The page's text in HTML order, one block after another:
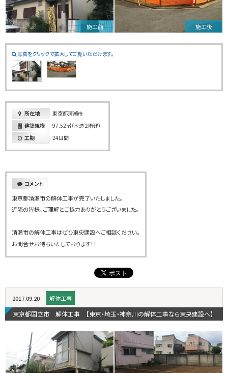
施工前 施工後
写真をクリックで拡大してご覧いただけます。
所在地
東京都清瀬市
建築規模
97.52㎡（木造２階建）
工期
24日間
コメント
東京都清瀬市の解体工事が完了いたしました。
近隣の皆様、ご理解とご協力ありがとうございました。
清瀬市の解体工事はぜひ東央建設へご相談ください。
お問合せお待ちいたしております！！
2017.09.20 解体工事
東京都国立市 解体工事 【東京・埼玉・神奈川の解体工事なら東央建設へ】